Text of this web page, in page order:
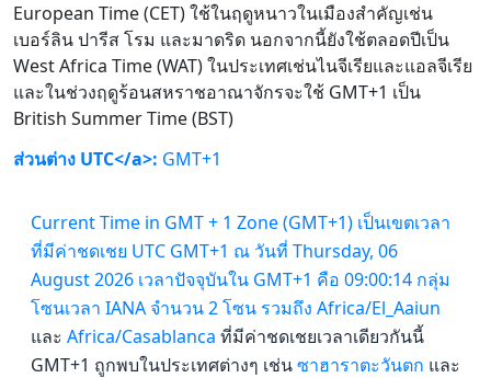
European Time (CET) ใช้ในฤดูหนาวในเมืองสำคัญเช่น
เบอร์ลิน ปารีส โรม และมาดริด นอกจากนี้ยังใช้ตลอดปีเป็น
West Africa Time (WAT) ในประเทศเช่นไนจีเรียและแอลจีเรีย
และในช่วงฤดูร้อนสหราชอาณาจักรจะใช้ GMT+1 เป็น
British Summer Time (BST)
ส่วนต่าง UTC</a>: GMT+1
Current Time in GMT + 1 Zone (GMT+1) เป็นเขตเวลา
ที่มีค่าชดเชย UTC GMT+1 ณ วันที่ Thursday, 06
August 2026 เวลาปัจจุบันใน GMT+1 คือ 09:00:14 กลุ่ม
โซนเวลา IANA จำนวน 2 โซน รวมถึง Africa/El_Aaiun
และ Africa/Casablanca ที่มีค่าชดเชยเวลาเดียวกันนี้
GMT+1 ถูกพบในประเทศต่างๆ เช่นซาฮาราตะวันตก และ